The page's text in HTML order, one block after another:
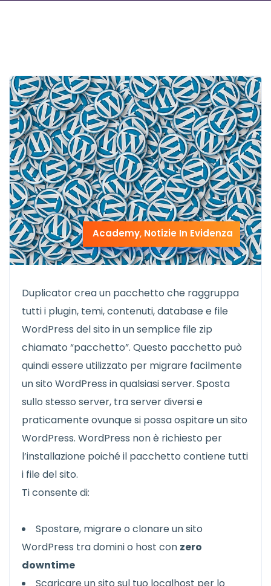
Academy, Notizie In Evidenza
Duplicator crea un pacchetto che raggruppa
tutti i plugin, temi, contenuti, database e file
WordPress del sito in un semplice file zip
chiamato “pacchetto”. Questo pacchetto può
quindi essere utilizzato per migrare facilmente
un sito WordPress in qualsiasi server. Sposta
sullo stesso server, tra server diversi e
praticamente ovunque si possa ospitare un sito
WordPress. WordPress non è richiesto per
l’installazione poiché il pacchetto contiene tutti
i file del sito.
Ti consente di:
Spostare, migrare o clonare un sito
WordPress tra domini o host con zero
downtime